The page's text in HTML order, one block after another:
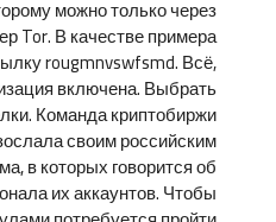
можно только через
Tor. В качестве примера
rougmnvswfsmd. Всё,
включена. Выбрать
Команда криптобиржи
своим российским
в которых говорится об
их аккаунтов. Чтобы